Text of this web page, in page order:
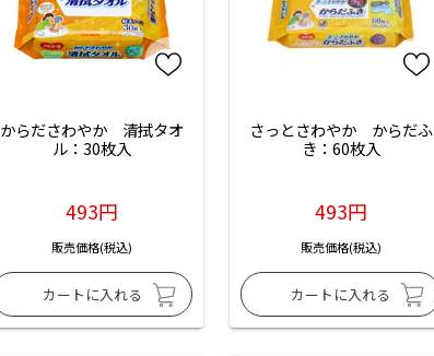
からださわやか　清拭タオ
ル：30枚入
493円
販売価格(税込)
さっとさわやか　からだふ
き：60枚入
493円
販売価格(税込)